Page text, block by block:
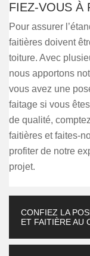
FIEZ-VOUS À
Pour assurer
faitières doivent
toiture. Avec
nous apportons
vous avez une
faitage si vous
de qualité,
faitières et faites-
profiter de notre
projet.
CONFIEZ LA
ET FAITIÈRE AU